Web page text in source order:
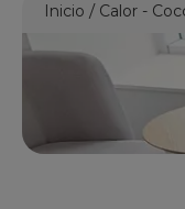
Inicio Calor -